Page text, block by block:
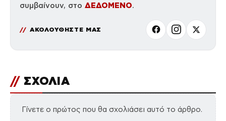
συμβαίνουν, στο ΔΕΔΟΜΕΝΟ.
ΑΚΟΛΟΥΘΗΣΤΕ ΜΑΣ
// ΣΧΟΛΙΑ
Γίνετε ο πρώτος που θα σχολιάσει αυτό το άρθρο.